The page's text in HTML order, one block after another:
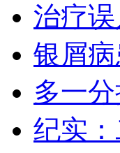
治疗
银屑
多一
纪实